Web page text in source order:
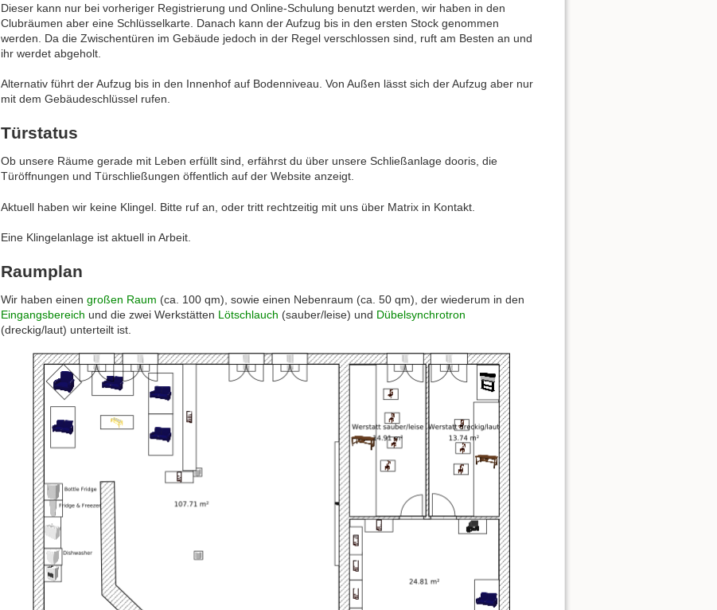
Dieser kann nur bei vorheriger Registrierung und Online-Schulung benutzt werden, wir haben in den
Clubräumen aber eine Schlüsselkarte. Danach kann der Aufzug bis in den ersten Stock genommen
werden. Da die Zwischentüren im Gebäude jedoch in der Regel verschlossen sind, ruft am Besten an und
ihr werdet abgeholt.
Alternativ führt der Aufzug bis in den Innenhof auf Bodenniveau. Von Außen lässt sich der Aufzug aber nur
mit dem Gebäudeschlüssel rufen.
Türstatus
Ob unsere Räume gerade mit Leben erfüllt sind, erfährst du über unsere Schließanlage dooris, die
Türöffnungen und Türschließungen öffentlich auf der Website anzeigt.
Aktuell haben wir keine Klingel. Bitte ruf an, oder tritt rechtzeitig mit uns über Matrix in Kontakt.
Eine Klingelanlage ist aktuell in Arbeit.
Raumplan
Wir haben einen großen Raum (ca. 100 qm), sowie einen Nebenraum (ca. 50 qm), der wiederum in den
Eingangsbereich und die zwei Werkstätten Lötschlauch (sauber/leise) und Dübelsynchrotron
(dreckig/laut) unterteilt ist.